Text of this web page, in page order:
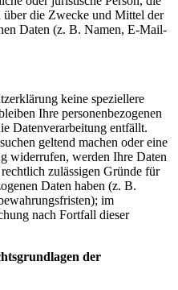
über die Zwecke und Mittel der
Daten (z. B. Namen, E-Mail-
keine speziellere
Ihre personenbezogenen
Datenverarbeitung entfällt.
geltend machen oder eine
widerrufen, werden Ihre Daten
zulässigen Gründe für
Daten haben (z. B.
im
nach Fortfall dieser
der